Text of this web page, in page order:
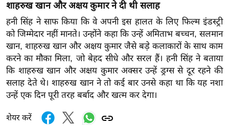
बे
मि
सा
ल
श
ख्सि
य
यं
शाहरुख खान और अक्षय कुमार ने दी थी सलाह
हनी सिंह ने साफ किया कि वे अपनी इस हालत के लिए फिल्म इंडस्ट्री
को जिम्मेदार नहीं मानते। उन्होंने कहा कि उन्हें अमिताभ बच्चन, सलमान
खान, शाहरुख खान और अक्षय कुमार जैसे बड़े कलाकारों के साथ काम
करने का मौका मिला, जो बेहद सीधे और सरल हैं। हनी सिंह ने बताया
कि शाहरुख खान और अक्षय कुमार अक्सर उन्हें ड्रग्स से दूर रहने की
सलाह देते थे। शाहरुख खान ने तो कई बार उनसे कहा था कि यह नशा
उन्हें एक दिन पूरी तरह बर्बाद और खत्म कर देगा।
शेयर करें